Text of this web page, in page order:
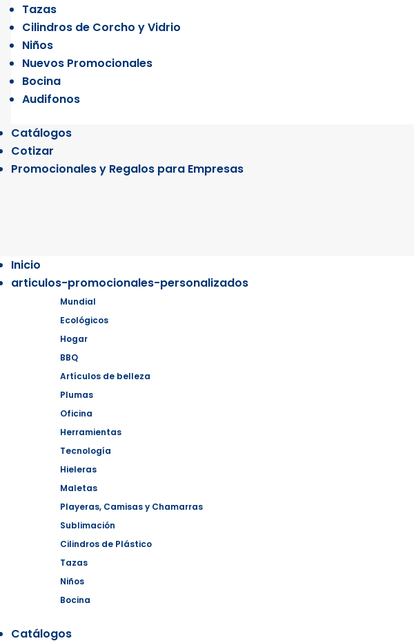
Tazas
Cilindros de Corcho y Vidrio
Niños
Nuevos Promocionales
Bocina
Audifonos
Catálogos
Cotizar
Promocionales y Regalos para Empresas
Inicio
articulos-promocionales-personalizados
Mundial
Ecológicos
Hogar
BBQ
Artículos de belleza
Plumas
Oficina
Herramientas
Tecnología
Hieleras
Maletas
Playeras, Camisas y Chamarras
Sublimación
Cilindros de Plástico
Tazas
Niños
Bocina
Catálogos